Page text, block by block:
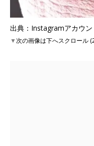
出典：Instagramアカウ
▼次の画像は下へスクロール